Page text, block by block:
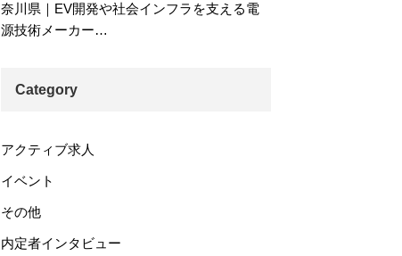
奈川県｜EV開発や社会インフラを支える電
源技術メーカー…
Category
アクティブ求人
イベント
その他
内定者インタビュー